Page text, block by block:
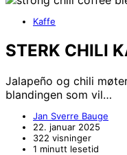
Kaffe
STERK CHILI
Jalapeño og chili
blandingen som vil…
Jan Sverre Bauge
22. januar 2025
322 visninger
1 minutt lesetid